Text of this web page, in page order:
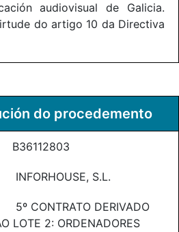
audiovisual de Galicia.
do artigo 10 da Directiva
do procedemento
B36112803
INFORHOUSE, S.L.
5º CONTRATO DERIVADO
LOTE 2: ORDENADORES